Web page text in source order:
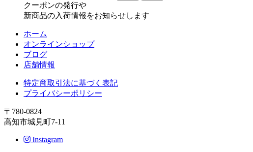
クーポンの発行や
新商品の入荷情報をお知らせします
ホーム
オンラインショップ
ブログ
店舗情報
特定商取引法に基づく表記
プライバシーポリシー
〒780-0824
高知市城見町7-11
Instagram